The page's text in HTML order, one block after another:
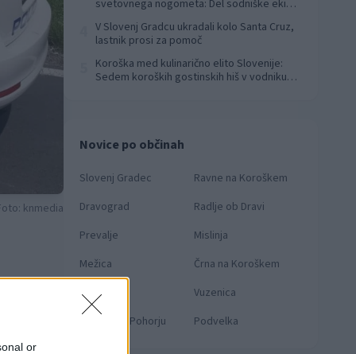
or
knmedia
svetovnega nogometa: Del sodniške ekipe
V Slovenj Gradcu ukradali kolo Santa Cruz,
lastnik prosi za pomoč
Koroška med kulinarično elito Slovenije:
Sedem koroških gostinskih hiš v vodniku
Novice po občinah
Slovenj Gradec
Ravne na Koroškem
Dravograd
Radlje ob Dravi
Prevalje
Mislinja
Mežica
Črna na Koroškem
Muta
Vuzenica
Ribnica na Pohorju
Podvelka